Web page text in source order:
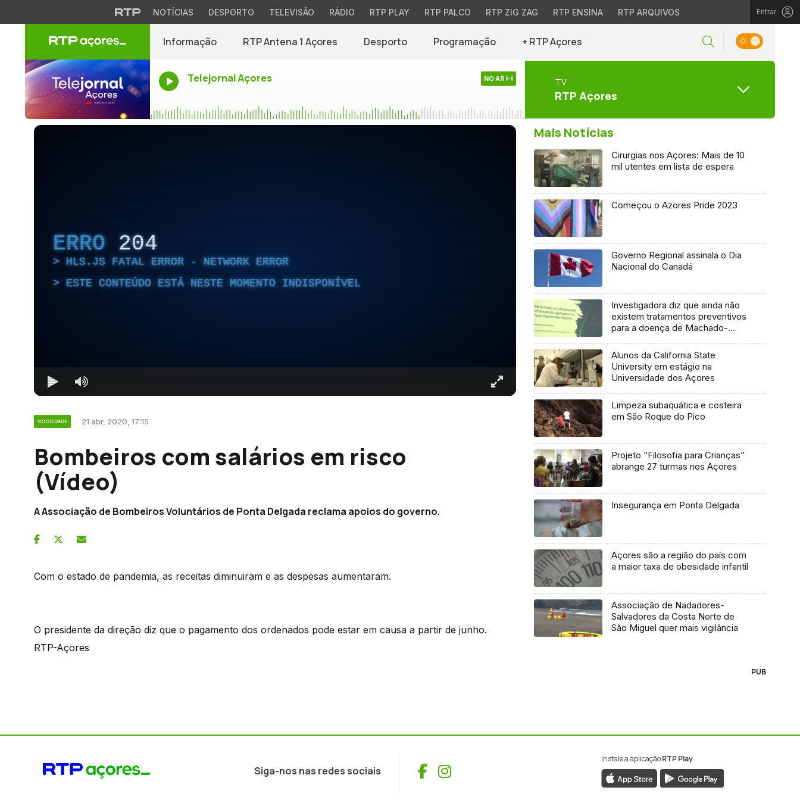
NOTÍCIAS DESPORTO TELEVISÃO RÁDIO RTP PLAY RTP PALCO RTP ZIG ZAG RTP ENSINA RTP ARQUIVOS Entrar
Informação RTP Antena 1 Açores Desporto Programação + RTP Açores
Telejornal Açores NO AR TV
RTP Açores
ERRO 204
HLS.JS FATAL ERROR - NETWORK ERROR
ESTE CONTEÚDO ESTÁ NESTE MOMENTO INDISPONÍVEL
SOCIEDADE 21 abr, 2020, 17:15
Bombeiros com salários em risco
(Vídeo)
A Associação de Bombeiros Voluntários de Ponta Delgada reclama apoios do governo.
Com o estado de pandemia, as receitas diminuiram e as despesas aumentaram.
O presidente da direção diz que o pagamento dos ordenados pode estar em causa a partir de junho.
RTP-Açores
Mais Notícias
Cirurgias nos Açores: Mais de 10
mil utentes em lista de espera
Começou o Azores Pride 2023
Governo Regional assinala o Dia
Nacional do Canadá
Investigadora diz que ainda não
existem tratamentos preventivos
para a doença de Machado-
Alunos da California State
University em estágio na
Universidade dos Açores
Limpeza subaquática e costeira
em São Roque do Pico
Projeto “Filosofia para Crianças”
abrange 27 turmas nos Açores
Insegurança em Ponta Delgada
Açores são a região do país com
a maior taxa de obesidade infantil
Associação de Nadadores-
Salvadores da Costa Norte de
São Miguel quer mais vigilância
PUB
Siga-nos nas redes sociais Facebook
Instagram
Instale a aplicaçãoRTP Play